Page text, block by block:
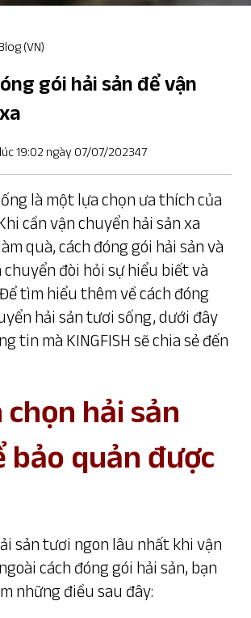
(VN)
gói hải sản để vận
19:02 ngày 07/07/202347
là một lựa chọn ưa thích của
cần vận chuyển hải sản xa
quà, cách đóng gói hải sản và
đòi hỏi sự hiểu biết và
tìm hiểu thêm về cách đóng
hải sản tươi sống, dưới đây
tin mà KINGFISH sẽ chia sẻ đến
chọn hải sản
bảo quản được
sản tươi ngon lâu nhất khi vận
cách đóng gói hải sản, bạn
những điều sau đây: